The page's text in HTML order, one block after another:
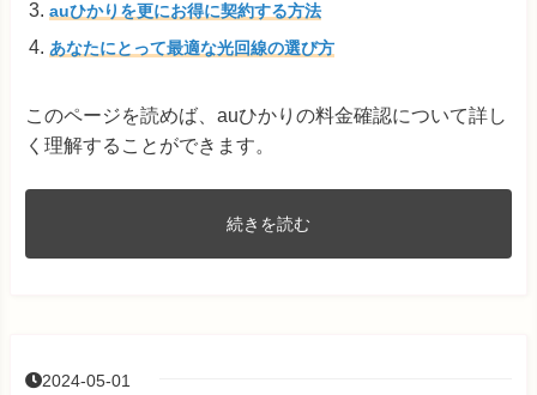
auひかりを更にお得に契約する方法
あなたにとって最適な光回線の選び方
このページを読めば、auひかりの料金確認について詳し
く理解することができます。
続きを読む
2024-05-01